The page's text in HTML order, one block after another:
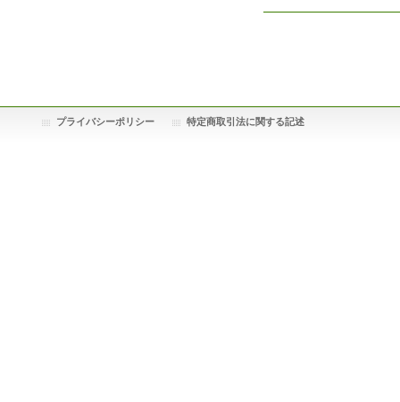
プライバシーポリシー 特定商取引法に関する記述